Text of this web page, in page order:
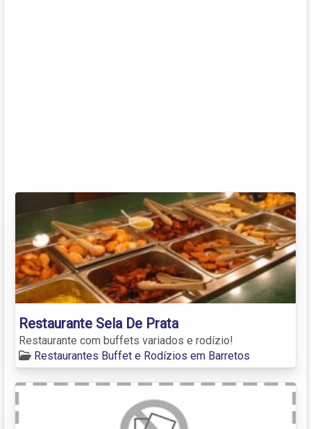
Restaurante Sela De Prata
Restaurante com buffets variados e rodízio!
Restaurantes Buffet e Rodízios em Barretos